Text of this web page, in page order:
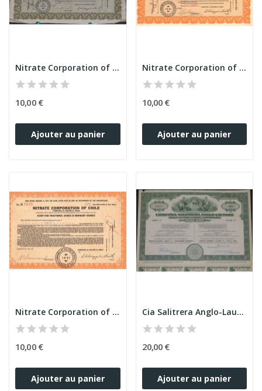
Nitrate Corporation of Chile (Gris)
10,00 €
Ajouter au panier
Nitrate Corporation of Chile (Orange grand modèle)
10,00 €
Ajouter au panier
Nitrate Corporation of Chile (Orange petit modèle)
10,00 €
Ajouter au panier
Cia Salitrera Anglo-Lautaro (Anglo-Lautaro...
20,00 €
Ajouter au panier